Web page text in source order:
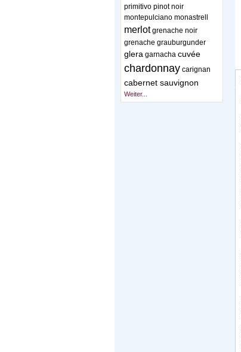
primitivo pinot noir
montepulciano monastrell
merlot grenache noir
grenache grauburgunder
glera garnacha cuvée
chardonnay carignan
cabernet sauvignon
Weiter...